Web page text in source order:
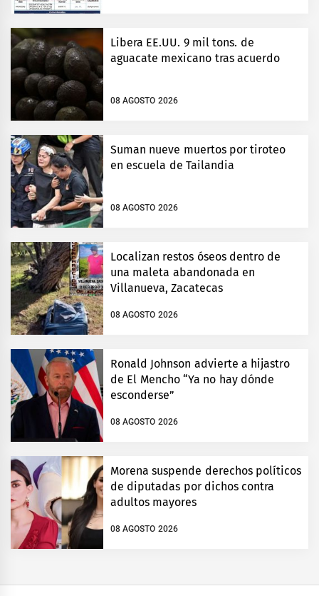
Libera EE.UU. 9 mil tons. de
aguacate mexicano tras acuerdo
08 AGOSTO 2026
Suman nueve muertos por tiroteo
en escuela de Tailandia
08 AGOSTO 2026
Localizan restos óseos dentro de
una maleta abandonada en
Villanueva, Zacatecas
08 AGOSTO 2026
Ronald Johnson advierte a hijastro
de El Mencho “Ya no hay dónde
esconderse”
08 AGOSTO 2026
Morena suspende derechos políticos
de diputadas por dichos contra
adultos mayores
08 AGOSTO 2026